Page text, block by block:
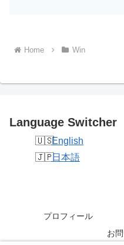
Home Win
Language Switcher
English
日本語
プロフィール
お